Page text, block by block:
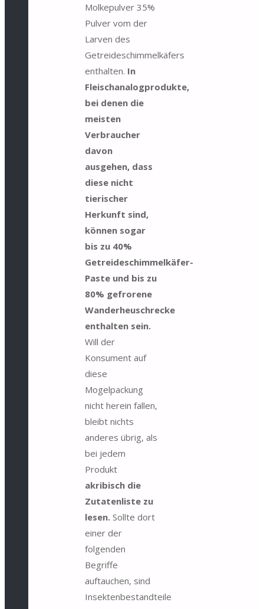
Molkepulver 35%
Pulver vom der
Larven des
Getreideschimmelkäfers
enthalten. In
Fleischanalogprodukte,
bei denen die
meisten
Verbraucher
davon
ausgehen, dass
diese nicht
tierischer
Herkunft sind,
können sogar
bis zu 40%
Getreideschimmelkäfer-
Paste und bis zu
80% gefrorene
Wanderheuschrecke
enthalten sein.
Will der
Konsument auf
diese
Mogelpackung
nicht herein fallen,
bleibt nichts
anderes übrig, als
bei jedem
Produkt
akribisch die
Zutatenliste zu
lesen.Sollte dort
einer der
folgenden
Begriffe
auftauchen, sind
Insektenbestandteile